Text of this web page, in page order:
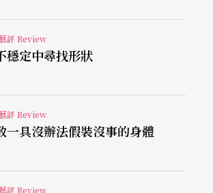
配合下，「
不再晦澀難明。非典型演奏的旁敲
琴、玩具與音樂盒被納入樂器的
了一種亟欲透過藝術翻攪深植人
望，也在許多關於童年的描繪之
術實踐返璞歸真的嚮往。因此，憑
的脈絡，「私人與公共」之間的
為「魔幻卻具體」的場面調度，
評 Review
穩定中尋找形狀
評 Review
一具沒辦法假裝沒事的身體
評 Review